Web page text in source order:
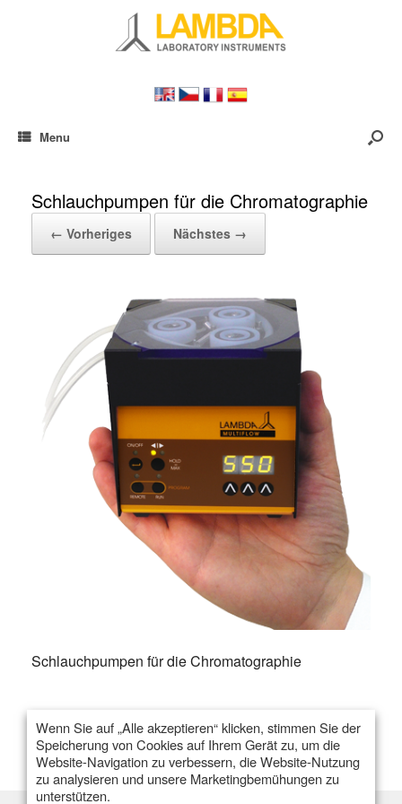
Menu
Schlauchpumpen für die Chromatographie
← Vorheriges Nächstes →
Schlauchpumpen für die Chromatographie
Wenn Sie auf „Alle akzeptieren“ klicken, stimmen Sie der
Speicherung von Cookies auf Ihrem Gerät zu, um die
Website-Navigation zu verbessern, die Website-Nutzung
zu analysieren und unsere Marketingbemühungen zu
unterstützen.